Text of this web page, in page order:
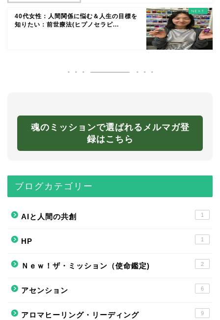
40代女性：人間関係に悩む＆人生の目標を
知りたい：前世療法(ヒプノセラピ...
魂のミッションで選ばれるメルマガ登
録はこちら
ブログカテゴリー
AIと人間の共創 1
HP 1
Ｎｅｗ！ザ・ミッション（使命鑑定) 2
アセンション 6
アロマヒーリング・リーディング 9